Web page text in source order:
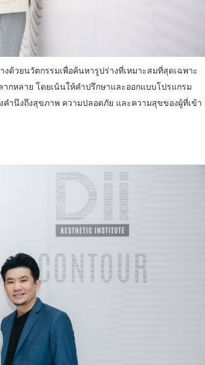
ด้วยนวัตกรรมเพื่อค้นหารูปร่างที่เหมาะสมที่สุดเฉพาะ
กหลาย โดยเน้นให้คำปรึกษาและออกแบบโปรแกรม
คำนึงถึงสุขภาพ ความปลอดภัย และความสุขของผู้ที่เข้า